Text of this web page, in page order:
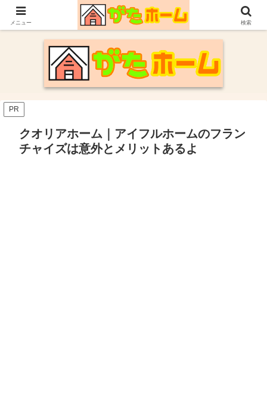
30代施主が自身の新潟での家づくり体験や参考にした情報についてまとめてい
ます。
PR
クオリアホーム｜アイフルホームのフラン
チャイズは意外とメリットあるよ
メニュー 検索